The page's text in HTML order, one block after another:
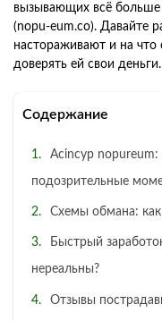
вызывающих всё больше
(nopu-eum.co). Давайте
настораживают и на что
доверять ей свои деньги.
Содержание
Acincyp nopureum:
подозрительные
Схемы обмана:
Быстрый
нереальны?
Отзывы